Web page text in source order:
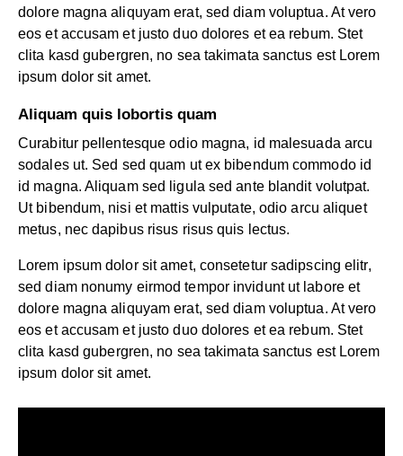
dolore magna aliquyam erat, sed diam voluptua. At vero
eos et accusam et justo duo dolores et ea rebum. Stet
clita kasd gubergren, no sea takimata sanctus est Lorem
ipsum dolor sit amet.
Aliquam quis lobortis quam
Curabitur pellentesque odio magna, id malesuada arcu
sodales ut. Sed sed quam ut ex bibendum commodo id
id magna. Aliquam sed ligula sed ante blandit volutpat.
Ut bibendum, nisi et mattis vulputate, odio arcu aliquet
metus, nec dapibus risus risus quis lectus.
Lorem ipsum dolor sit amet, consetetur sadipscing elitr,
sed diam nonumy eirmod tempor invidunt ut labore et
dolore magna aliquyam erat, sed diam voluptua. At vero
eos et accusam et justo duo dolores et ea rebum. Stet
clita kasd gubergren, no sea takimata sanctus est Lorem
ipsum dolor sit amet.